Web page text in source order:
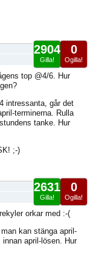
0
Ogilla!
2904
Gilla!
top @4/6. Hur
intressanta, går det
terminerna. Rulla
tanke. Hur
;-)
0
Ogilla!
2631
Gilla!
orkar med :-(
kan stänga april-
april-lösen. Hur